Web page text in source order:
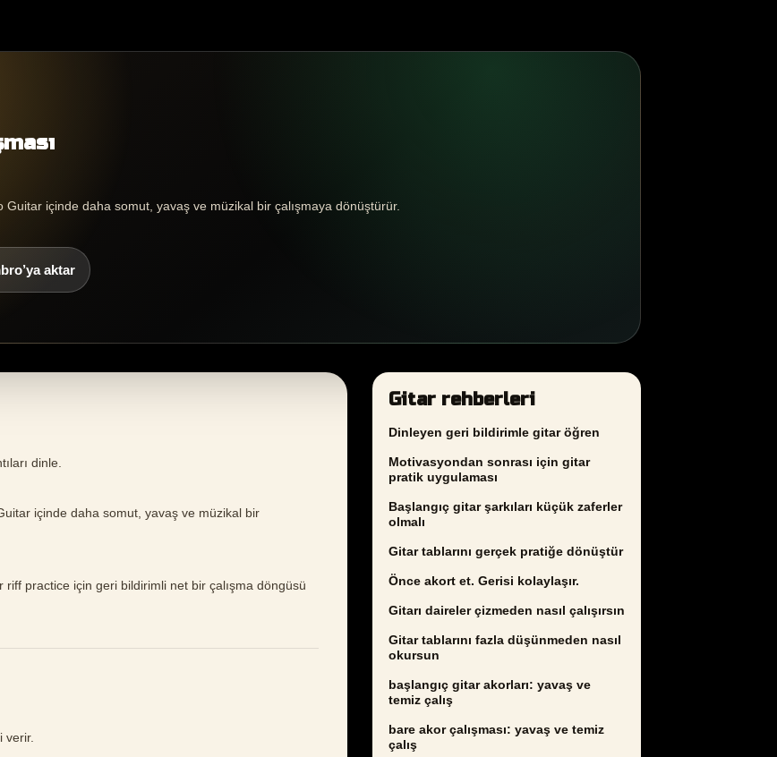
içinde daha somut, yavaş ve müzikal bir çalışmaya dönüştürür.
aktar
dinle.
içinde daha somut, yavaş ve müzikal bir
riff practice için geri bildirimli net bir çalışma döngüsü
verir.
Gitar rehberleri
Dinleyen geri bildirimle gitar öğren
Motivasyondan sonrası için gitar
pratik uygulaması
Başlangıç gitar şarkıları küçük zaferler
olmalı
Gitar tablarını gerçek pratiğe dönüştür
Önce akort et. Gerisi kolaylaşır.
Gitarı daireler çizmeden nasıl çalışırsın
Gitar tablarını fazla düşünmeden nasıl
okursun
başlangıç gitar akorları: yavaş ve
temiz çalış
bare akor çalışması: yavaş ve temiz
çalış